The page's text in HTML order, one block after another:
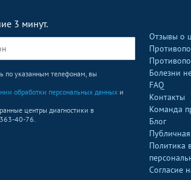
3 минут.
по указанным телефонам, вы
обработки персональных данных и
центры диагностики в
363-40-76.
Отзывы о
Болезни
FAQ
Контакты
Команда
Блог
Политика
Согласие